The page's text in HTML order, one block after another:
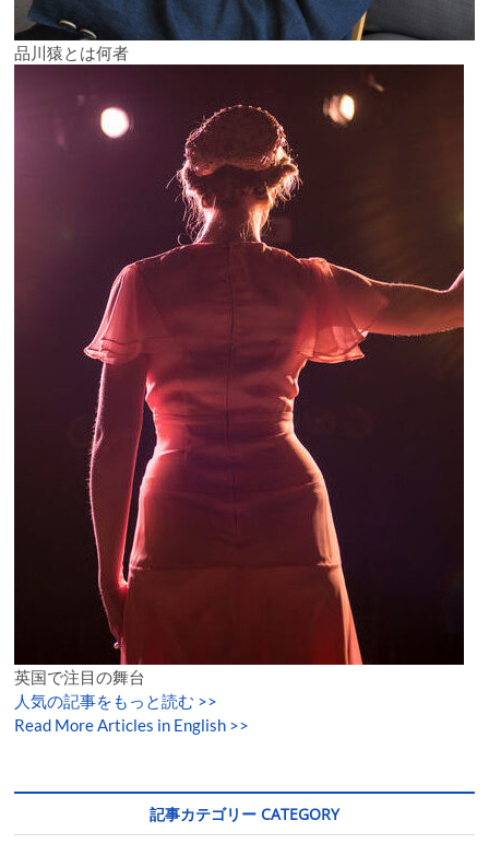
品川猿とは何者
英国で注目の舞台
人気の記事をもっと読む >>
Read More Articles in English >>
記事カテゴリー CATEGORY